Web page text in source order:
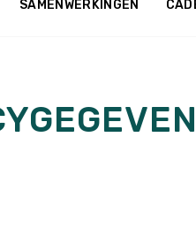
SAMENWERKINGEN